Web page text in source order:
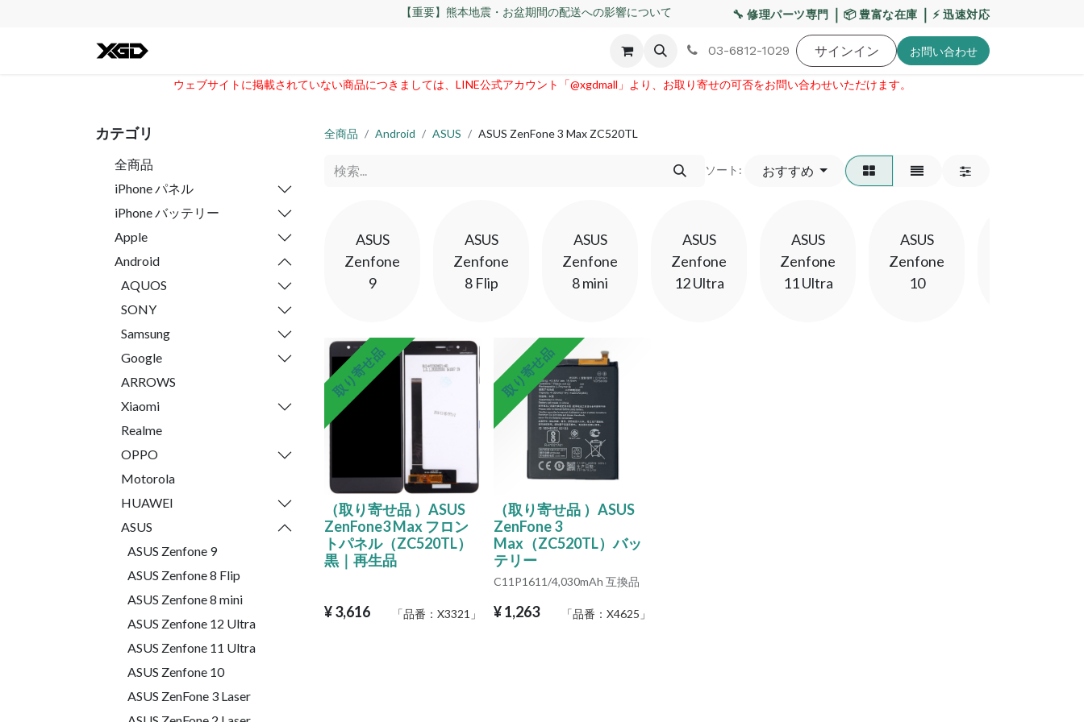
【重要】熊本地震・お盆期間の配送への影響について 【重要】平日の当日発送締切時間を17:00へ変更いたします
🔧 修理パーツ専門 ｜ 📦 豊富な在庫 ｜ ⚡ 迅速対応
不良交換規定 ゲーム機 バッテリー 工具・備品 特価品 ポイントに関して
03-6812-1029 サインイン お問い​合わせ
ウェブサイトに掲載されていない商品につきましては、LINE公式アカウント「@xgdmall」より、お取り寄せの可否をお問い合わせいただけます。​
カテゴリ
全商品
iPhone パネル
iPhone バッテリー
Apple
Android
AQUOS
SONY
Samsung
Google
ARROWS
Xiaomi
Realme
OPPO
Motorola
HUAWEI
ASUS
ASUS Zenfone 9
ASUS Zenfone 8 Flip
ASUS Zenfone 8 mini
ASUS Zenfone 12 Ultra
ASUS Zenfone 11 Ultra
ASUS Zenfone 10
ASUS ZenFone 3 Laser
全商品 Android ASUS ASUS ZenFone 3 Max ZC520TL
ソート: おすすめ
ASUS
Zenfone
9
ASUS
Zenfone
8 Flip
ASUS
Zenfone
8 mini
ASUS
Zenfone
12 Ultra
ASUS
Zenfone
11 Ultra
ASUS
Zenfone
10
取り寄せ品
（取り寄せ品 ）ASUS
ZenFone3 Max フロン
トパネル（ZC520TL）
黒｜再生品
¥3,616 「品番： X3321 」
取り寄せ品
（取り寄せ品 ）ASUS
ZenFone 3
Max（ZC520TL）バッ
テリー
C11P1611/4,030mAh 互換品
¥1,263 「品番： X4625 」